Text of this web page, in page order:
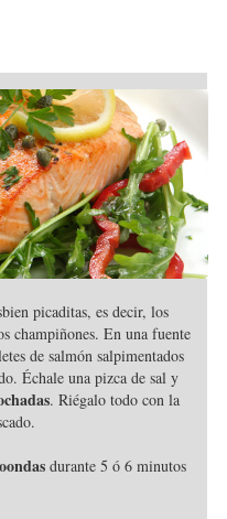
picaditas, es decir, los
champiñones. En una fuente
de salmón salpimentados
Échale una pizca de sal y
. Riégalo todo con la
durante 5 ó 6 minutos